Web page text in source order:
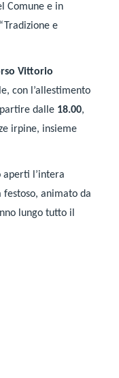
Comune e in
e
Vittorio
con l’allestimento
dalle 18.00,
irpine, insieme
l’intera
festoso, animato da
lungo tutto il